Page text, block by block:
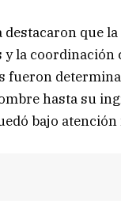
destacaron que
y la coordinación
fueron
hasta su
bajo atención